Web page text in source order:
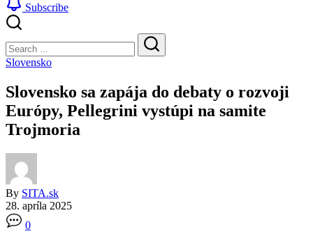
Subscribe
Search
Search
Slovensko
Slovensko sa zapája do debaty o rozvoji
Európy, Pellegrini vystúpi na samite
Trojmoria
By SITA.sk
28. apríla 2025
0